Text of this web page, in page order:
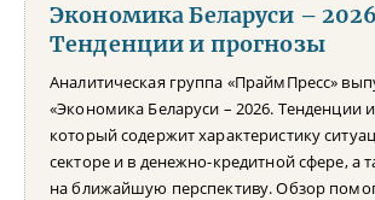
Экономика Беларуси –
Тенденции и прогнозы
Аналитическая группа «ПраймПресс»
«Экономика Беларуси – 2026. Тенденции
который содержит характеристику
секторе и в денежно-кредитной сфере, а
на ближайшую перспективу. Обзор